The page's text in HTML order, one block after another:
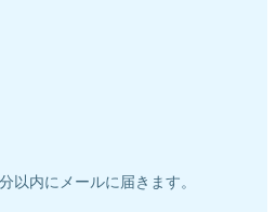
内にメールに届きます。